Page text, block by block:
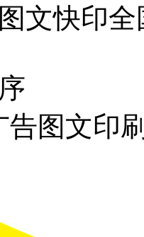
文快印全
告图文印